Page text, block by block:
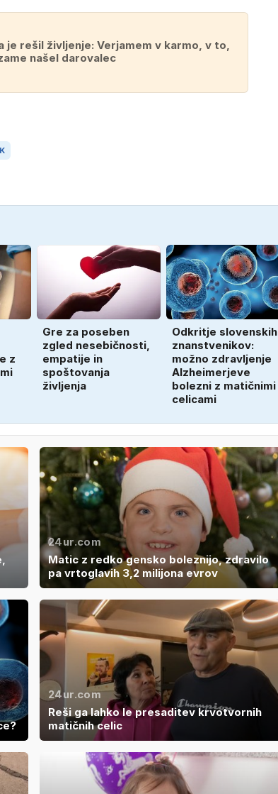
je rešil življenje: Verjamem v karmo, v to,
našel darovalec
z
Gre za poseben
zgled nesebičnosti,
empatije in
spoštovanja
življenja
Odkritje slovenskih
znanstvenikov:
možno zdravljenje
Alzheimerjeve
bolezni z matičnimi
celicami
24ur.com
Matic z redko gensko boleznijo, zdravilo
pa vrtoglavih 3,2 milijona evrov
24ur.com
Reši ga lahko le presaditev krvotvornih
matičnih celic